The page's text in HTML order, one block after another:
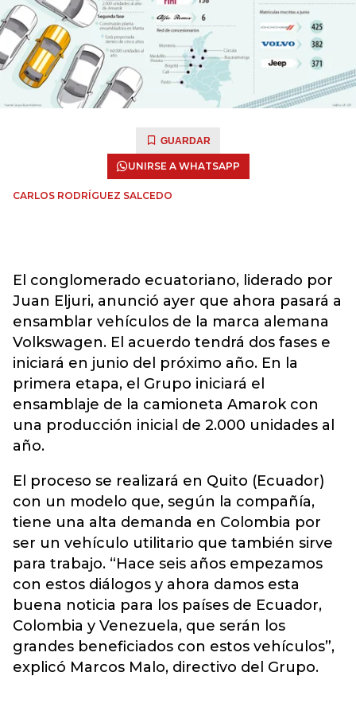
GUARDAR
UNIRSE A WHATSAPP
CARLOS RODRÍGUEZ SALCEDO
El conglomerado ecuatoriano, liderado por
Juan Eljuri, anunció ayer que ahora pasará a
ensamblar vehículos de la marca alemana
Volkswagen. El acuerdo tendrá dos fases e
iniciará en junio del próximo año. En la
primera etapa, el Grupo iniciará el
ensamblaje de la camioneta Amarok con
una producción inicial de 2.000 unidades al
año.
El proceso se realizará en Quito (Ecuador)
con un modelo que, según la compañía,
tiene una alta demanda en Colombia por
ser un vehículo utilitario que también sirve
para trabajo. “Hace seis años empezamos
con estos diálogos y ahora damos esta
buena noticia para los países de Ecuador,
Colombia y Venezuela, que serán los
grandes beneficiados con estos vehículos”,
explicó Marcos Malo, directivo del Grupo.